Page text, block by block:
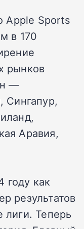
Apple Sports
в 170
рынков
—
Сингапур,
Аравия,
как
результатов
лиги. Теперь